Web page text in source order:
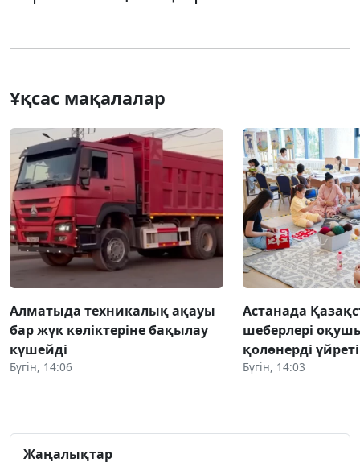
Ұқсас мақалалар
Алматыда техникалық ақауы
бар жүк көліктеріне бақылау
күшейді
Бүгін, 14:06
Астанада
шеберлері
қолөнерді
Бүгін, 14:03
Жаңалықтар